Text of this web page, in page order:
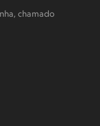
chamado